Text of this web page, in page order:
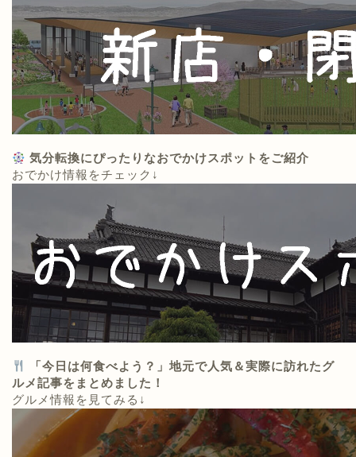
気分転換にぴったりなおでかけスポットをご紹介
おでかけ情報をチェック↓
「今日は何食べよう？」地元で人気＆実際に訪れたグ
ルメ記事をまとめました！
グルメ情報を見てみる↓